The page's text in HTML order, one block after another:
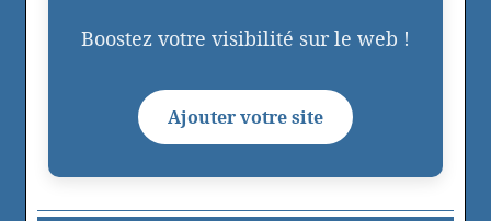
Boostez votre visibilité sur le web !
Ajouter votre site